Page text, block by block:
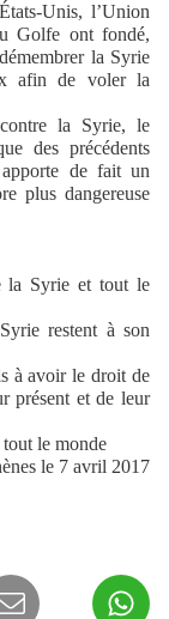
Unis, l’Union
Golfe ont fondé,
la Syrie
afin de voler la
la Syrie, le
des précédents
de fait un
plus dangereuse
la Syrie et tout le
restent à son
à avoir le droit de
présent et de leur
tout le monde
le 7 avril 2017